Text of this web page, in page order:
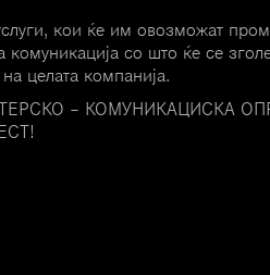
кои ќе им овозможат
комуникација со што ќе се
целата компанија.
– КОМУНИКАЦИСКА